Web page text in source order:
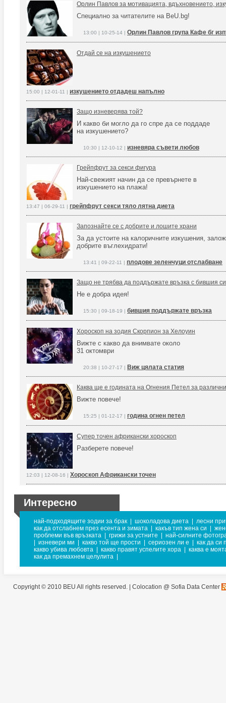
Орлин Павлов за мотивацията, вдъхновението,
Специално за читателите на BeU.bg!
13:00 | 10-25-14 | Орлин Павлов група Кафе бг
Отдай се на изкушението
15:00 | 12-01-11 | изкушението отдадеш напълно
Защо изневерява той?
И какво би могло да го спре да се поддаде
на изкушението?
10:30 | 12-10-12 | изневяра съвети любов
Грейпфрут за секси фигура
Най-свежият начин да се превърнете в
изкушението на плажа!
13:47 | 06-29-11 | грейпфрут секси тяло лятна диета
Запознайте се с добрите и лошите храни
За да устоите на калоричните изкушения,
добрите въглехидрати!
13:41 | 09-22-11 | плодове зеленчуци отслабване
Защо не трябва да поддържате връзка с бившия си
Не е добра идея!
15:30 | 09-18-19 | бившия поддържате връзка
Хороскоп на зодия Скорпион за Хелоуин
Вижте с какво да внимвате около
31 октомври
20:38 | 10-27-17 | Виж цялата статия
Каква ще е годината на Огнения Петел за
Вижте повече!
15:25 | 01-12-17 | година огнен петел
Супер точен африкански хороскоп
Разберете повече!
12:03 | 12-08-16 | Хороскоп Африкански точен
Интересно
най-подходящите зодии за брак шоколадова диета
лесни
как да отслабнем през есента и зимата
какъв тип жена си
проблеми във връзката
грижи за устните
най-силните
изневери ми какво той ще прости сериозен ли е
как да си
какво убива любовта
какво правят успелите хора
каква е
как да премахнем целулита
Copyright © 2010 BEU All rights reserved. | Colocation @ Sofia Data Center